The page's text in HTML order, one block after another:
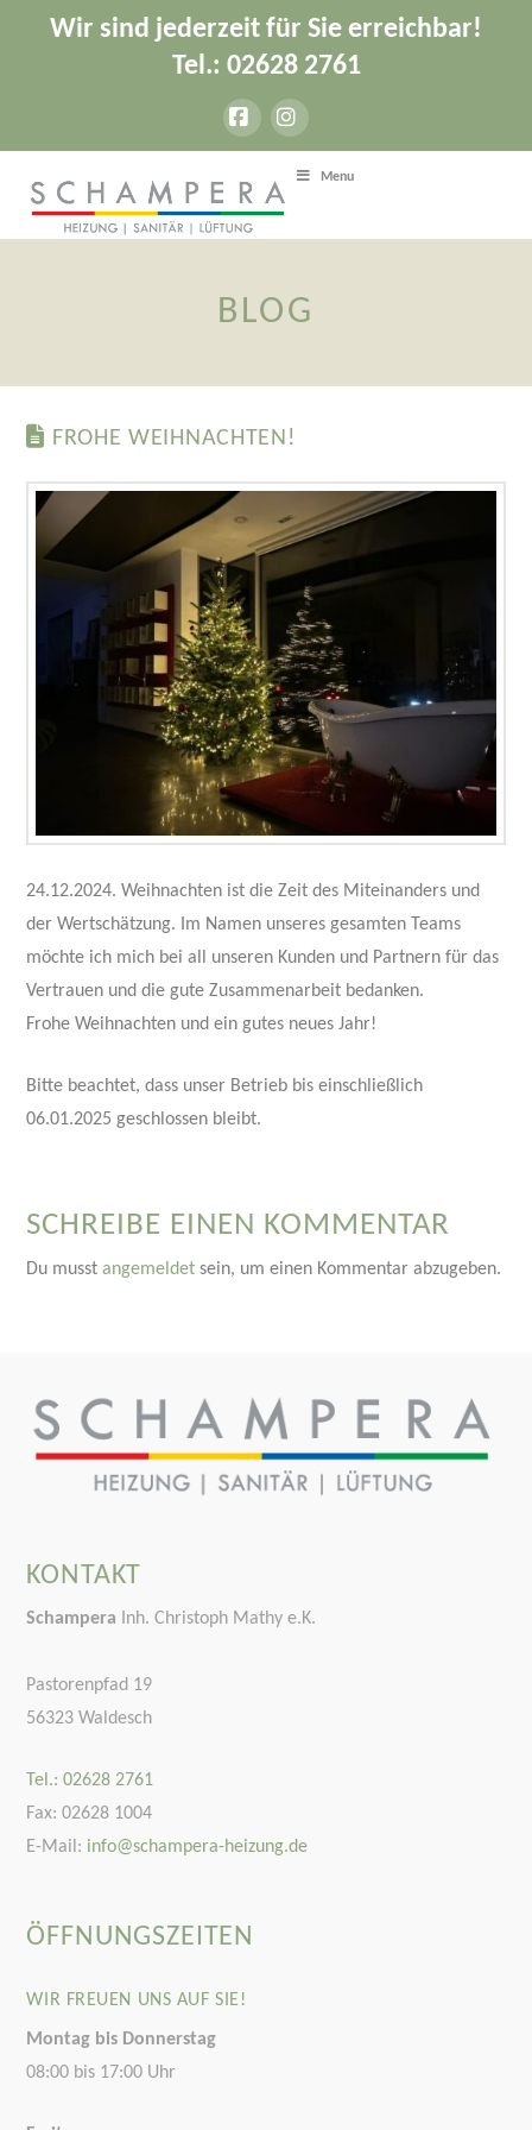
Wir sind jederzeit für Sie erreichbar!
Tel.: 02628 2761
FacebookInstagram
Menu
BLOG
FROHE WEIHNACHTEN!
24.12.2024. Weihnachten ist die Zeit des Miteinanders und
der Wertschätzung. Im Namen unseres gesamten Teams
möchte ich mich bei all unseren Kunden und Partnern für das
Vertrauen und die gute Zusammenarbeit bedanken.
Frohe Weihnachten und ein gutes neues Jahr!
Bitte beachtet, dass unser Betrieb bis einschließlich
06.01.2025 geschlossen bleibt.
SCHREIBE EINEN KOMMENTAR
Du musstangemeldet sein, um einen Kommentar abzugeben.
KONTAKT
Schampera Inh. Christoph Mathy e.K.
Pastorenpfad 19
56323 Waldesch
Tel.: 02628 2761
Fax: 02628 1004
E-Mail: info@schampera-heizung.de
ÖFFNUNGSZEITEN
WIR FREUEN UNS AUF SIE!
Montag bis Donnerstag
08:00 bis 17:00 Uhr